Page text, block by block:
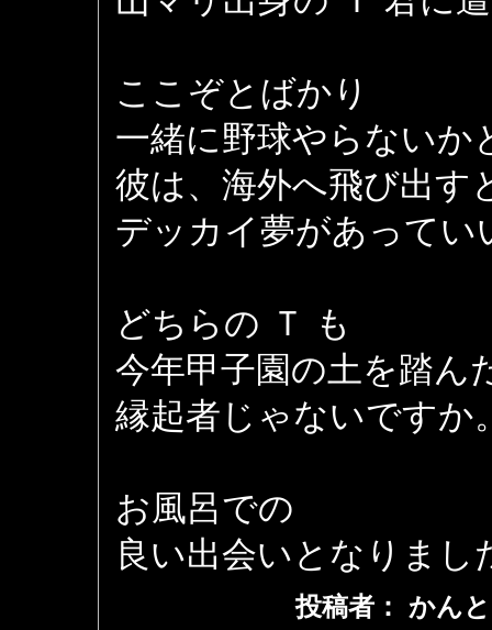
ここぞとばかり
一緒に野球やらないか
彼は、海外へ飛び出す
デッカイ夢があってい
どちらの Ｔ も
今年甲子園の土を踏ん
縁起者じゃないですか
お風呂での
良い出会いとなりまし
投稿者： かん